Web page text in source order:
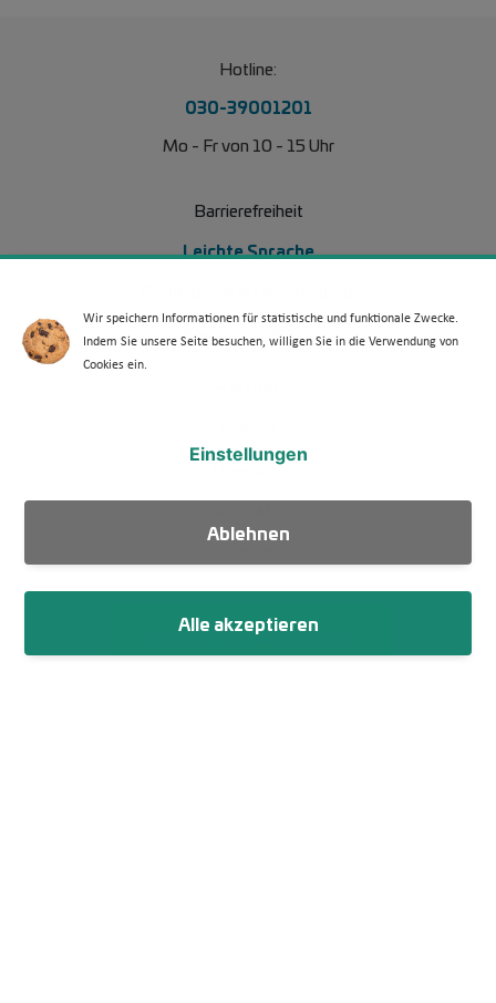
Hotline:
030-39001201
Mo - Fr von 10 - 15 Uhr
Barrierefreiheit
Leichte Sprache
Barriere melden
Über uns
Newsletter abonnieren
Wir speichern Informationen für statistische und funktionale Zwecke.
Indem Sie unsere Seite besuchen, willigen Sie in die Verwendung von
Cookies ein.
Ablehnen
Einstellungen
Alle akzeptieren